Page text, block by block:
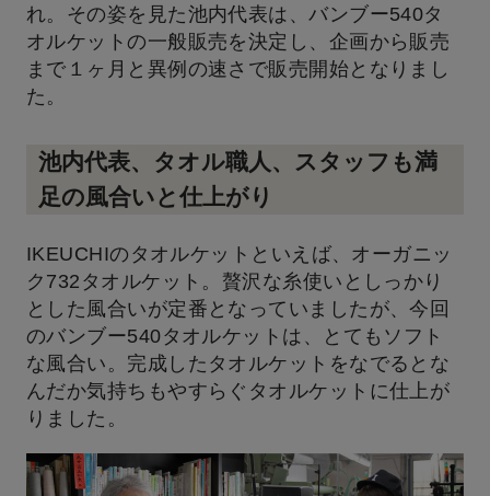
れ。その姿を見た池内代表は、バンブー540タ
オルケットの一般販売を決定し、企画から販売
まで１ヶ月と異例の速さで販売開始となりまし
た。
池内代表、タオル職人、スタッフも満
足の風合いと仕上がり
IKEUCHIのタオルケットといえば、 オーガニッ
ク732タオルケット 。贅沢な糸使いとしっかり
とした風合いが定番となっていましたが、今回
のバンブー540タオルケットは、とてもソフト
な風合い。完成したタオルケットをなでるとな
んだか気持ちもやすらぐタオルケットに仕上が
りました。